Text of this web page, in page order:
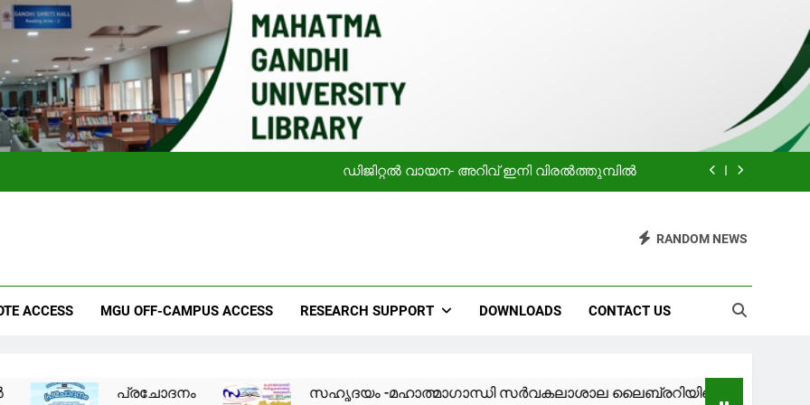
സഹൃദയം -മഹാത്മാഗാന്ധി സർവകലാശാല ലൈബ്രറിയിലെ വായനക്കാരുടെ കൂട്ടായ്മ
ഡിജിറ്റൽ വായന- അറിവ് ഇനി വിരൽത്തുമ്പിൽ
Holiday
RANDOM NEWS
ACCESS MGU OFF-CAMPUS ACCESS RESEARCH SUPPORT DOWNLOADS CONTACT US
പ്രചോദനം സഹൃദയം -മഹാത്മാഗാന്ധി സർവകലാശാല ലൈബ്രറിയിലെ വായനക്കാരുടെ